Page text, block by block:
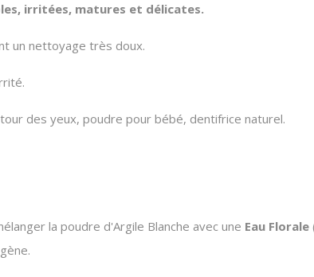
irritées, matures et délicates.
un nettoyage très doux.
des yeux, poudre pour bébé, dentifrice naturel.
la poudre d'Argile Blanche avec une Eau Florale